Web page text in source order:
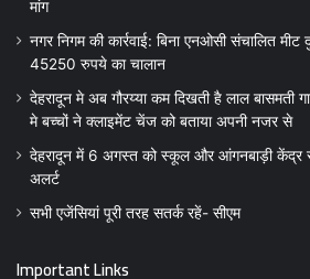
मांग
नगर निगम की कार्रवाई: बिना एनओसी संचालित मीट
45250 रुपये का चालान
देहरादून मे अब गौरय्या कम दिखती है लाल बासमती
मे बच्चों ने क्लाइमेंट चेंज को बताया अपनी नजर से
देहरादून में 6 अगस्त को स्कूल और आंगनबाड़ी केंद्र
अलर्ट
सभी एजेंसियां पूरी तरह सतर्क रहें- सीएम
Important Links